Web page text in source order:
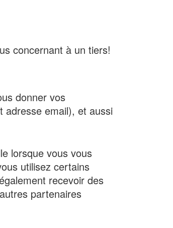
concernant à un tiers!
donner vos
adresse email), et aussi
lorsque vous vous
utilisez certains
recevoir des
partenaires